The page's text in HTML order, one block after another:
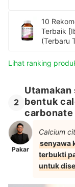
10
Terbaik [Ibu Tidak Mudah Lelah, Bayi Lebih Cerdas]
(Terbaru
Lihat ranking
2 bentuk
carbonate
Pakar
Calcium
senyawa
terbukti
untuk